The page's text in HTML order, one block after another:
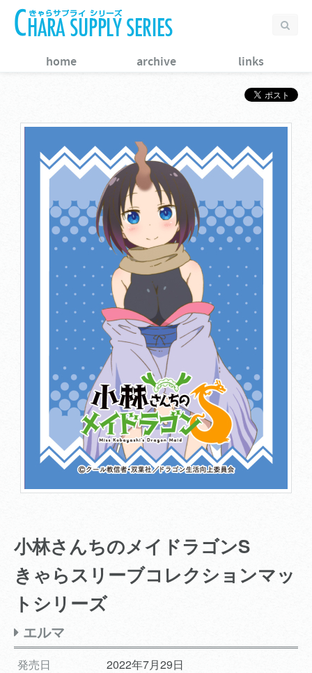
home archive links
小林さんちのメイドラゴンS
きゃらスリーブコレクションマッ
トシリーズ
エルマ
発売日
2022年7月29日